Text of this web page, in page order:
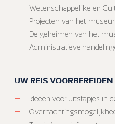
Wetenschappelijke en
Projecten van het
De geheimen van het
Administratieve
UW REIS VOORBEREIDEN
Ideeën voor uitstapjes in